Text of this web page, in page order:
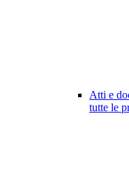
Atti e
tutte le